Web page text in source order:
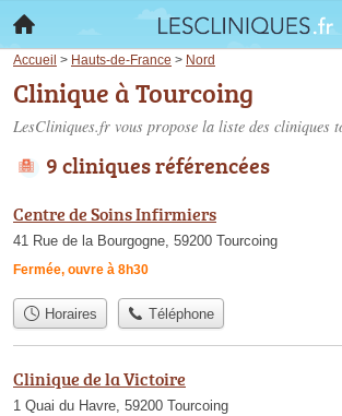
Accueil > Hauts-de-France > Nord
Clinique à Tourcoing
LesCliniques.fr vous propose la liste des cliniques
9 cliniques référencées
Centre de Soins Infirmiers
41 Rue de la Bourgogne, 59200 Tourcoing
Fermée, ouvre à 8h30
Horaires Téléphone
Clinique de la Victoire
1 Quai du Havre, 59200 Tourcoing